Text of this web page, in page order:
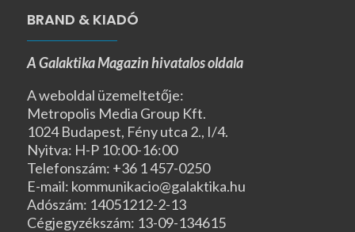
BRAND & KIADÓ
A Galaktika Magazin hivatalos oldala
A weboldal üzemeltetője:
Metropolis Media Group Kft.
1024 Budapest, Fény utca 2., I/4.
Nyitva: H-P 10:00-16:00
Telefonszám: +36 1 457-0250
E-mail: kommunikacio@galaktika.hu
Adószám: 14051212-2-13
Cégjegyzékszám: 13-09-134615